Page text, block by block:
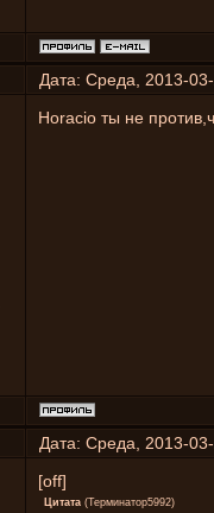
Дата: Среда, 2013-
Horacio ты не
Дата: Среда, 2013-
[off]
Цитата (Терминатор5992)